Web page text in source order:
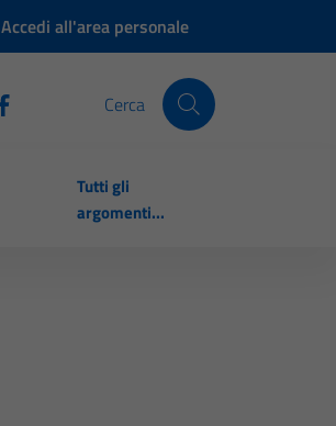
Accedi all'area personale
Cerca
Tutti gli
argomenti...